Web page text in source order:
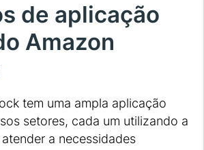
de aplicação
Amazon
tem uma ampla aplicação
setores, cada um utilizando a
a necessidades